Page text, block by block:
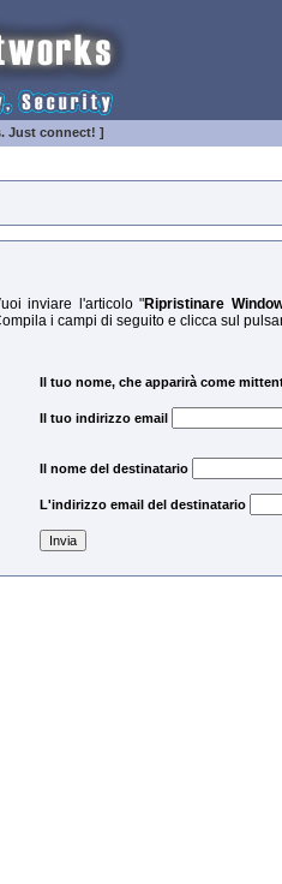
Just connect! ]
inviare l'articolo "Ripristinare
i campi di seguito e clicca sul
Il tuo nome, che apparirà come
Il tuo indirizzo email
Il nome del destinatario
L'indirizzo email del destinatario